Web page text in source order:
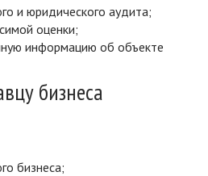
и юридического аудита;
оценки;
информацию об объекте
бизнеса
бизнеса;